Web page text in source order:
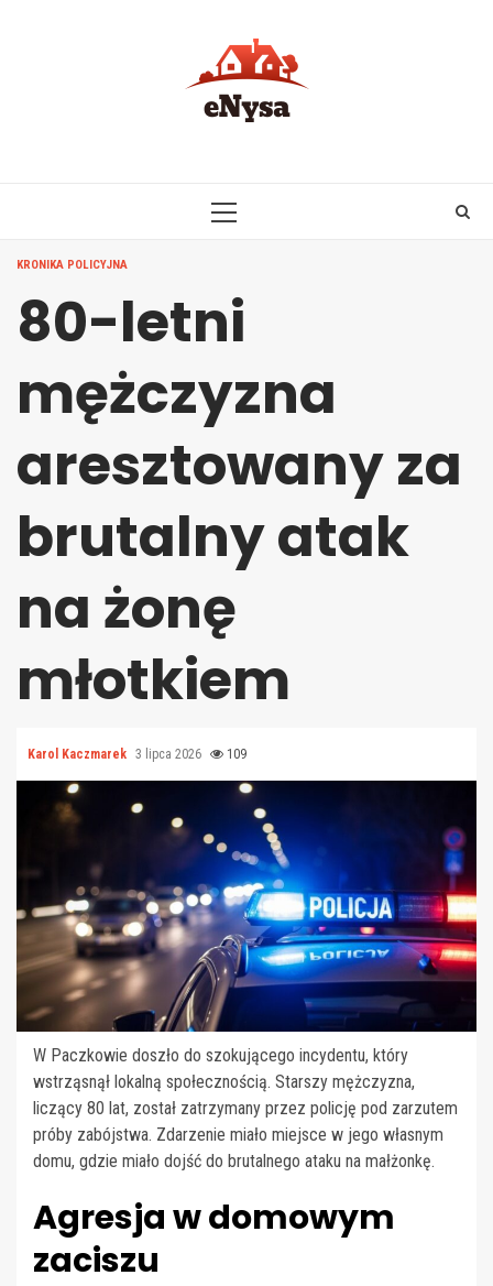
PRIMARY
KRONIKA POLICYJNA
80-letni
mężczyzna
aresztowany za
brutalny atak
na żonę
młotkiem
Karol Kaczmarek 3 lipca 2026 109
W Paczkowie doszło do szokującego incydentu, który
wstrząsnął lokalną społecznością. Starszy mężczyzna,
liczący 80 lat, został zatrzymany przez policję pod zarzutem
próby zabójstwa. Zdarzenie miało miejsce w jego własnym
domu, gdzie miało dojść do brutalnego ataku na małżonkę.
Agresja w domowym
zaciszu